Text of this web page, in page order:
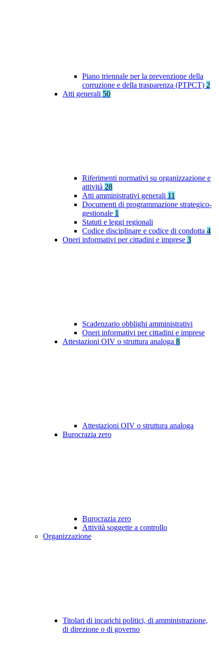
Piano triennale per la prevenzione della
corruzione e della trasparenza (PTPCT) 2
Atti generali 50
Riferimenti normativi su organizzazione e
attività 28
Atti amministrativi generali 11
Documenti di programmazione strategico-
gestionale 1
Statuti e leggi regionali
Codice disciplinare e codice di condotta 4
Oneri informativi per cittadini e imprese 3
Scadenzario obblighi amministrativi
Oneri informativi per cittadini e imprese
Attestazioni OIV o struttura analoga 8
Attestazioni OIV o struttura analoga
Burocrazia zero
Burocrazia zero
Attività soggette a controllo
Organizzazione
Titolari di incarichi politici, di amministrazione,
di direzione o di governo